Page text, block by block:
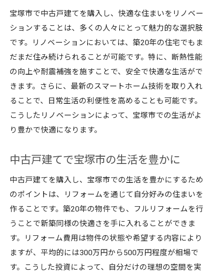
宝塚市で中古戸建てを購入し、快適な住まいをリノベー
ションすることは、多くの人々にとって魅力的な選択肢
です。リノベーションにおいては、築20年の住宅でもま
だまだ住み続けられることが可能です。特に、断熱性能
の向上や耐震補強を施すことで、安全で快適な生活がで
きます。さらに、最新のスマートホーム技術を取り入れ
ることで、日常生活の利便性を高めることも可能です。
こうしたリノベーションによって、宝塚市での生活がよ
り豊かで快適になります。
中古戸建てで宝塚市の生活を豊かに
中古戸建てを購入し、宝塚市での生活を豊かにするため
のポイントは、リフォームを通じて自分好みの住まいを
作ることです。築20年の物件でも、フルリフォームを行
うことで新築同様の快適さを手に入れることができま
す。リフォーム費用は物件の状態や希望する内容により
ますが、平均的には300万円から500万円程度が相場で
す。こうした投資によって、自分だけの理想の空間を実